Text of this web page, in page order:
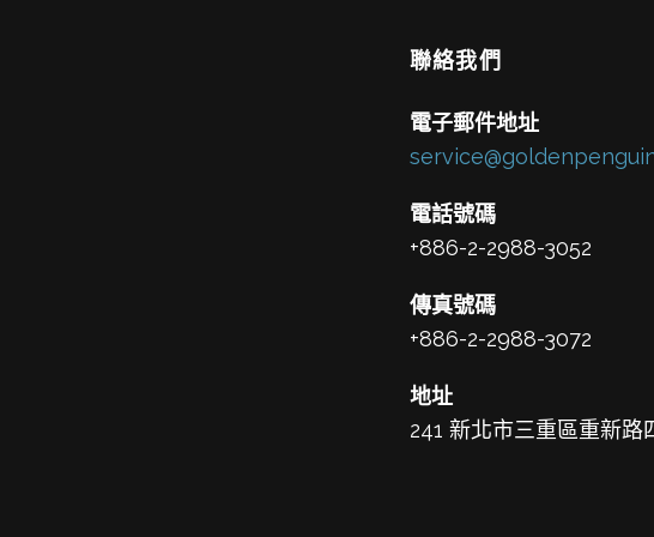
聯絡我們
電子郵件地址
電話號碼
+886-2-2988-3052
傳真號碼
+886-2-2988-3072
地址
241 新北市三重區重新路